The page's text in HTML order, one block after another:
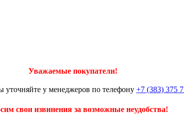
Уважаемые покупатели!
уточняйте у менеджеров по телефону +7 (383) 375
свои извинения за возможные неудобства!